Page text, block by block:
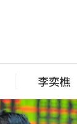
李奕樵